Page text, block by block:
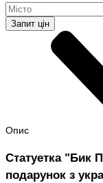
Запит цін
Опис
Статуетка "Бик
подарунок з